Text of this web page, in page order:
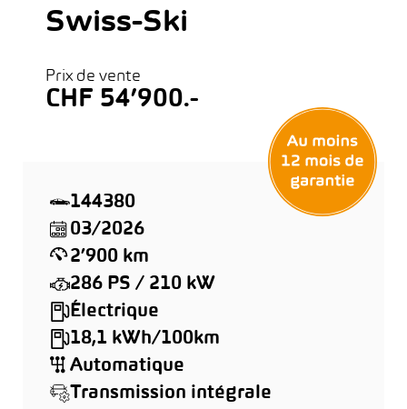
Swiss-Ski
Prix de vente
CHF 54’900.-
144380
03/2026
2’900 km
286 PS / 210 kW
Électrique
18,1 kWh/100km
Automatique
Transmission intégrale